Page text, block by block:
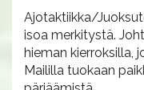
Ajotaktiikka/
isoa merkitystä.
hieman kierroksilla,
Maililla tuokaan